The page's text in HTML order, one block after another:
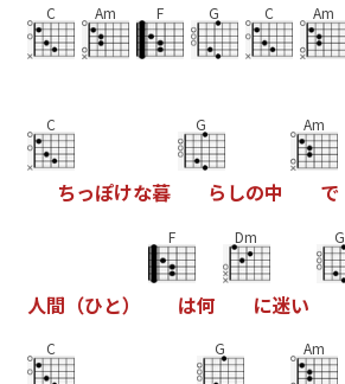
C Am F G C Am
C
ちっぽけな暮
G
ら しの中
Am
で
人間 （ひと）
F
は何
Dm
に迷い
G
C G Am